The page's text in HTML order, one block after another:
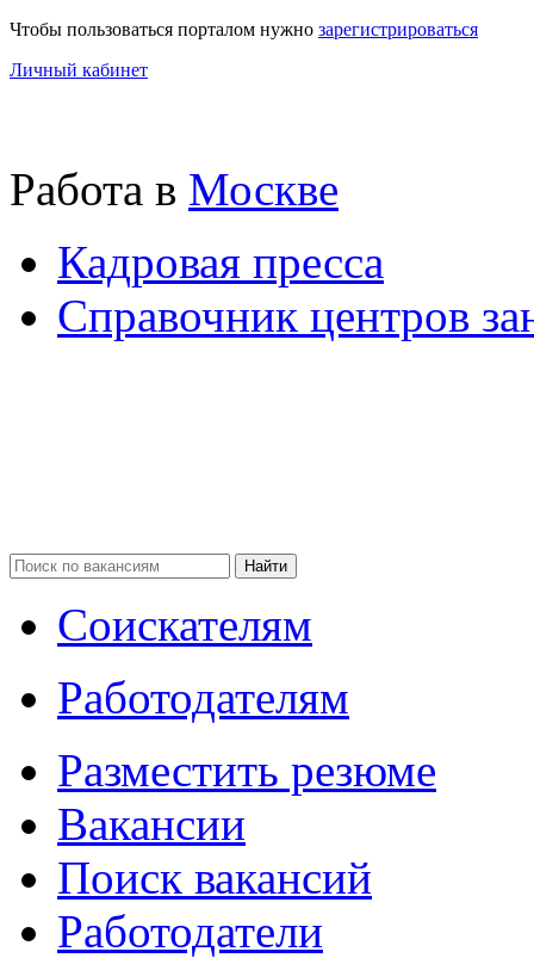
Чтобы пользоваться порталом нужно зарегистрироваться
Личный кабинет
Работа в Москве
Кадровая пресса
Справочник центров
Соискателям
Работодателям
Разместить резюме
Вакансии
Поиск вакансий
Работодатели